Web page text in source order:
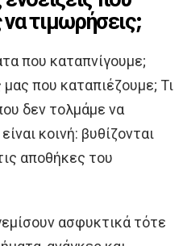
να τιμωρήσεις;
που καταπνίγουμε;
που καταπιέζουμε; Τι
δεν τολμάμε να
κοινή: βυθίζονται
αποθήκες του
ασφυκτικά τότε